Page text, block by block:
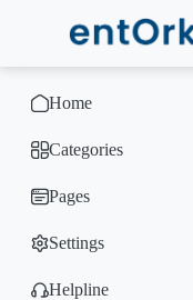
Home
Categories
Pages
Settings
Helpline